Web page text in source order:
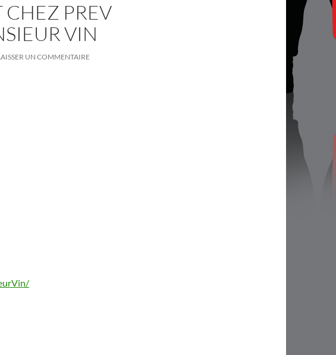
PREV
VIN
UN COMMENTAIRE